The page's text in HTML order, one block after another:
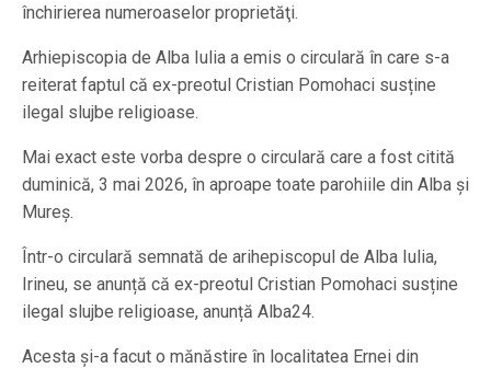
închirierea numeroaselor proprietăţi.
Arhiepiscopia de Alba Iulia a emis o circulară în care s-a
reiterat faptul că ex-preotul Cristian Pomohaci susține
ilegal slujbe religioase.
Mai exact este vorba despre o circulară care a fost citită
duminică, 3 mai 2026, în aproape toate parohiile din Alba și
Mureș.
Într-o circulară semnată de arihepiscopul de Alba Iulia,
Irineu, se anunță că ex-preotul Cristian Pomohaci susține
ilegal slujbe religioase, anunță Alba24.
Acesta și-a facut o mănăstire în localitatea Ernei din